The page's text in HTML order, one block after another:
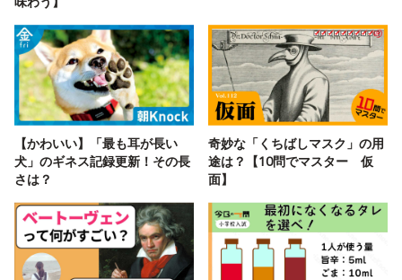
【かわいい】「最も耳が長い
犬」のギネス記録更新！その長
さは？
奇妙な「くちばしマスク」の用
途は？【10問でマスター 仮
面】